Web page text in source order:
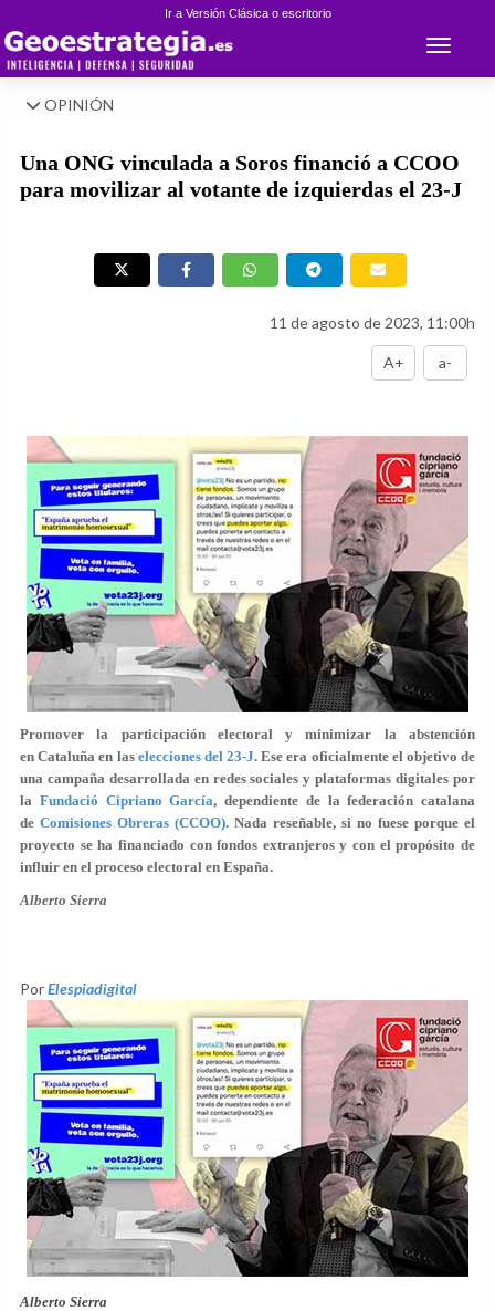
Ir a Versión Clásica o escritorio
Toggle
OPINIÓN
Una ONG vinculada a Soros financió a CCOO
para movilizar al votante de izquierdas el 23-J
11 de agosto de 2023, 11:00h
A+ a-
Promover la participación electoraly minimizar la abstención
enCataluña en las elecciones del 23-J. Ese era oficialmente el objetivo de
una campaña desarrollada en redes sociales y plataformas digitales por
la Fundació Cipriano García, dependiente de la federación catalana
de Comisiones Obreras (CCOO). Nada reseñable, si no fuese porque el
proyecto se ha financiado con fondos extranjerosy con el propósito de
influir en el proceso electoral en España.
Alberto Sierra
PorElespiadigital
Alberto Sierra